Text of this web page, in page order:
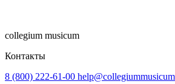
collegium musicum
Контакты
8 (800) 222-61-00